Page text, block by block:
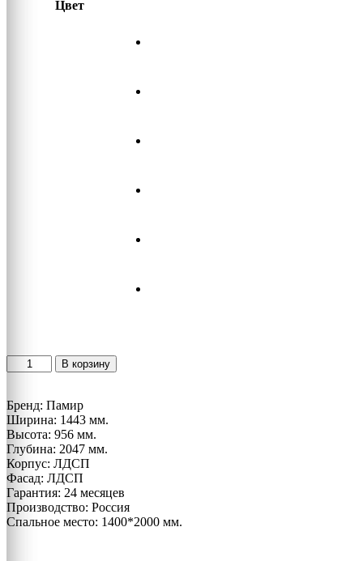
Цвет
Количество
товара
1,4
Ева
с
ортопедическим
основанием
В корзину
Бренд: Памир
Ширина: 1443 мм.
Высота: 956 мм.
Глубина: 2047 мм.
Корпус: ЛДСП
Фасад: ЛДСП
Гарантия: 24 месяцев
Производство: Россия
Спальное место: 1400*2000 мм.